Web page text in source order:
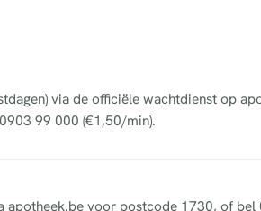
via de officiële wachtdienst op
99 000 (€1,50/min).
voor postcode 1730, of